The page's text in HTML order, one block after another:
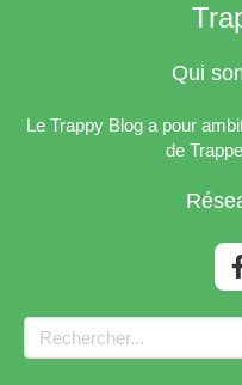
Qui
Le Trappy Blog a pour
de
Rechercher